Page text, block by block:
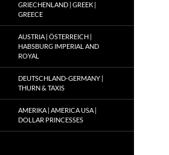
GRIECHENLAND | GREEK |
GREECE
AUSTRIA | ÖSTERREICH |
HABSBURG IMPERIAL AND
ROYAL
DEUTSCHLAND-GERMANY |
THURN & TAXIS
AMERIKA | AMERICA USA |
DOLLAR PRINCESSES